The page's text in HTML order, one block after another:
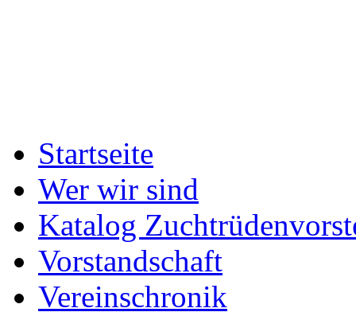
Startseite
Wer wir sind
Katalog
Vorstandschaft
Vereinschronik